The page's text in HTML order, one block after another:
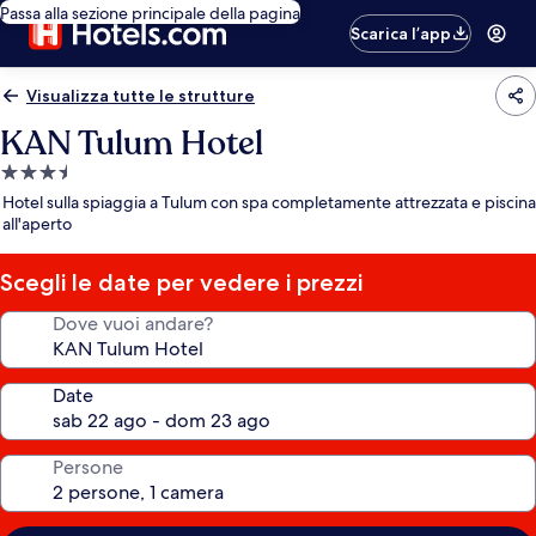
Passa alla sezione principale della pagina
Scarica l’app
Visualizza tutte le strutture
KAN Tulum Hotel
Struttura
a
3.5
stelle
Hotel sulla spiaggia a Tulum con spa completamente attrezzata e piscina
all'aperto
Scegli le date per vedere i prezzi
Dove vuoi andare?
Date
Persone